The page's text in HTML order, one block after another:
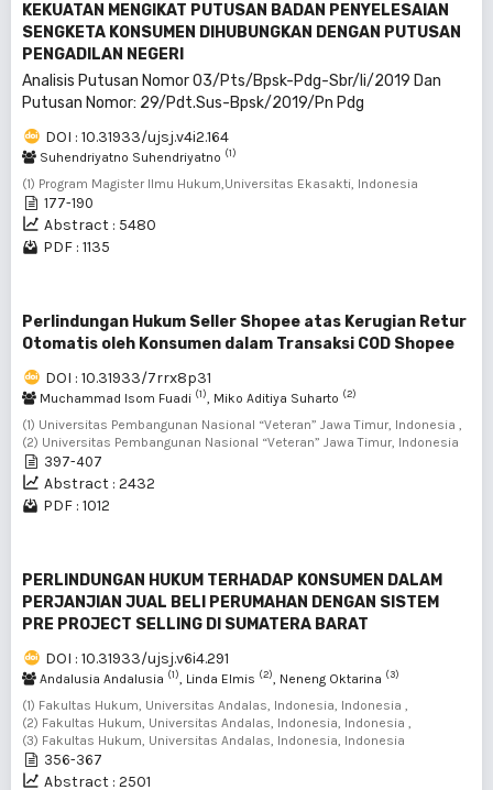
KEKUATAN MENGIKAT PUTUSAN BADAN PENYELESAIAN
SENGKETA KONSUMEN DIHUBUNGKAN DENGAN PUTUSAN
PENGADILAN NEGERI
Analisis Putusan Nomor 03/Pts/Bpsk-Pdg-Sbr/Ii/2019 Dan
Putusan Nomor: 29/Pdt.Sus-Bpsk/2019/Pn Pdg
DOI : 10.31933/ujsj.v4i2.164
Suhendriyatno Suhendriyatno (1)
(1) Program Magister Ilmu Hukum,Universitas Ekasakti, Indonesia
177-190
Abstract : 5480
PDF : 1135
Perlindungan Hukum Seller Shopee atas Kerugian Retur
Otomatis oleh Konsumen dalam Transaksi COD Shopee
DOI : 10.31933/7rrx8p31
Muchammad Isom Fuadi (1) , Miko Aditiya Suharto (2)
(1) Universitas Pembangunan Nasional “Veteran” Jawa Timur, Indonesia ,
(2) Universitas Pembangunan Nasional “Veteran” Jawa Timur, Indonesia
397-407
Abstract : 2432
PDF : 1012
PERLINDUNGAN HUKUM TERHADAP KONSUMEN DALAM
PERJANJIAN JUAL BELI PERUMAHAN DENGAN SISTEM
PRE PROJECT SELLING DI SUMATERA BARAT
DOI : 10.31933/ujsj.v6i4.291
Andalusia Andalusia (1) , Linda Elmis (2) , Neneng Oktarina (3)
(1) Fakultas Hukum, Universitas Andalas, Indonesia, Indonesia ,
(2) Fakultas Hukum, Universitas Andalas, Indonesia, Indonesia ,
(3) Fakultas Hukum, Universitas Andalas, Indonesia, Indonesia
356-367
Abstract : 2501